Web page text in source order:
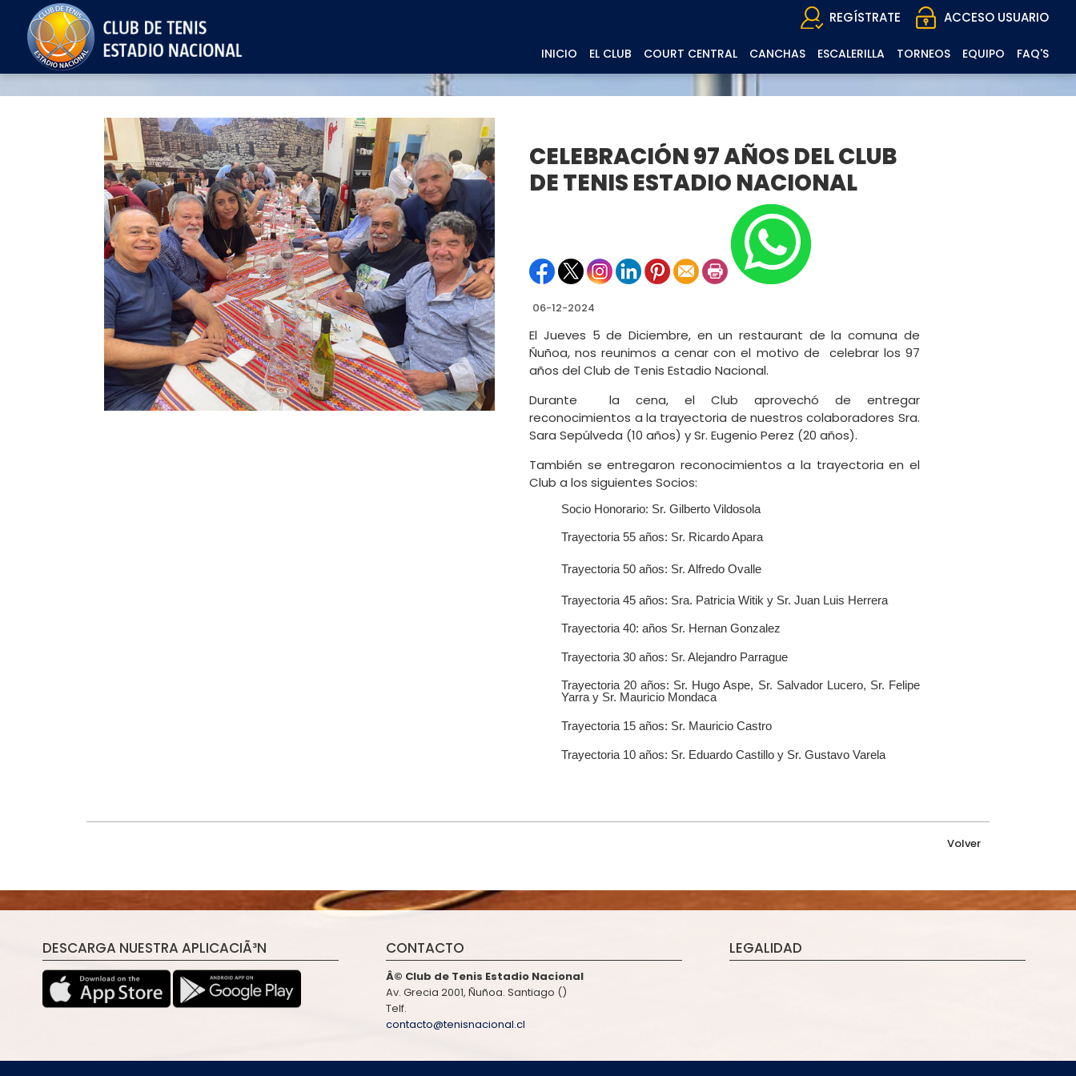
REGÍSTRATE ACCESO USUARIO
INICIO EL CLUB COURT CENTRAL CANCHAS ESCALERILLA TORNEOS EQUIPO FAQ'S
CELEBRACIÓN 97 AÑOS DEL CLUB
DE TENIS ESTADIO NACIONAL
06-12-2024
El Jueves 5 de Diciembre, en un restaurant de la comuna de
Ñuñoa, nos reunimos a cenar con el motivo de celebrar los 97
años del Club de Tenis Estadio Nacional.
Durante la cena, el Club aprovechó de entregar
reconocimientos a la trayectoria de nuestros colaboradores Sra.
Sara Sepúlveda (10 años) y Sr. Eugenio Perez (20 años).
También se entregaron reconocimientos a la trayectoria en el
Club a los siguientes Socios:
Socio Honorario: Sr. Gilberto Vildosola
Trayectoria 55 años: Sr. Ricardo Apara
Trayectoria 50 años: Sr. Alfredo Ovalle
Trayectoria 45 años: Sra. Patricia Witik y Sr. Juan Luis Herrera
Trayectoria 40: años Sr. Hernan Gonzalez
Trayectoria 30 años: Sr. Alejandro Parrague
Trayectoria 20 años: Sr. Hugo Aspe, Sr. Salvador Lucero, Sr. Felipe
Yarra y Sr. Mauricio Mondaca
Trayectoria 15 años: Sr. Mauricio Castro
Trayectoria 10 años: Sr. Eduardo Castillo y Sr. Gustavo Varela
Volver
DESCARGA NUESTRA APLICACIÃ³N CONTACTO
Â© Club de Tenis Estadio Nacional
Av. Grecia 2001, Ñuñoa. Santiago ()
Telf.
contacto@tenisnacional.cl
LEGALIDAD